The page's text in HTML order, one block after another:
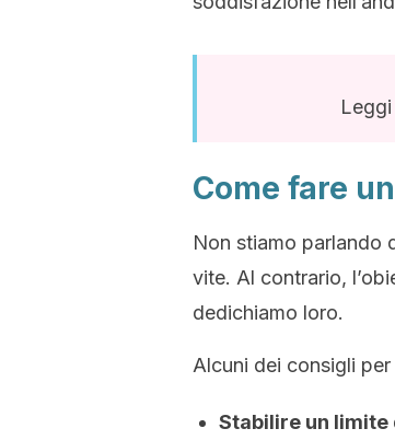
Come fare
Non stiamo parlando
vite. Al contrario,
dedichiamo loro.
Alcuni dei consigli
Stabilire un limite